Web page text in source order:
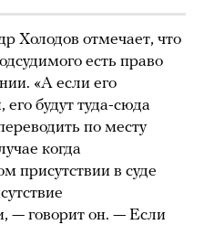
Холодов отмечает, что
есть право
«А если его
будут туда-сюда
по месту
когда
присутствии в суде
— говорит он. — Если